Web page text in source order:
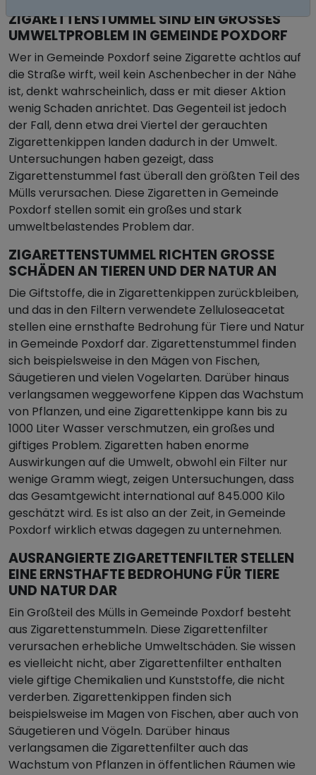
ZIGARETTENSTUMMEL SIND EIN GROSSES U
MWELTPROBLEM IN GEMEINDE POXDORF
Wer in Gemeinde Poxdorf seine Zigarette achtlos auf
die Straße wirft, weil kein Aschenbecher in der Nähe
ist, denkt wahrscheinlich, dass er mit dieser Aktion
wenig Schaden anrichtet. Das Gegenteil ist jedoch
der Fall, denn etwa drei Viertel der gerauchten
Zigarettenkippen landen dadurch in der Umwelt.
Untersuchungen haben gezeigt, dass
Zigarettenstummel fast überall den größten Teil des
Mülls verursachen. Diese Zigaretten in Gemeinde
Poxdorf stellen somit ein großes und stark
umweltbelastendes Problem dar.
ZIGARETTENSTUMMEL RICHTEN GROSSE S
CHÄDEN AN TIEREN UND DER NATUR AN
Die Giftstoffe, die in Zigarettenkippen zurückbleiben,
und das in den Filtern verwendete Zelluloseacetat
stellen eine ernsthafte Bedrohung für Tiere und Natur
in Gemeinde Poxdorf dar. Zigarettenstummel finden
sich beispielsweise in den Mägen von Fischen,
Säugetieren und vielen Vogelarten. Darüber hinaus
verlangsamen weggeworfene Kippen das Wachstum
von Pflanzen, und eine Zigarettenkippe kann bis zu
1000 Liter Wasser verschmutzen, ein großes und
giftiges Problem. Zigaretten haben enorme
Auswirkungen auf die Umwelt, obwohl ein Filter nur
wenige Gramm wiegt, zeigen Untersuchungen, dass
das Gesamtgewicht international auf 845.000 Kilo
geschätzt wird. Es ist also an der Zeit, in Gemeinde
Poxdorf wirklich etwas dagegen zu unternehmen.
AUSRANGIERTE ZIGARETTENFILTER STELLEN
EINE ERNSTHAFTE BEDROHUNG FÜR TIERE
UND NATUR DAR
Ein Großteil des Mülls in Gemeinde Poxdorf besteht
aus Zigarettenstummeln. Diese Zigarettenfilter
verursachen erhebliche Umweltschäden. Sie wissen
es vielleicht nicht, aber Zigarettenfilter enthalten
viele giftige Chemikalien und Kunststoffe, die nicht
verderben. Zigarettenkippen finden sich
beispielsweise im Magen von Fischen, aber auch von
Säugetieren und Vögeln. Darüber hinaus
verlangsamen die Zigarettenfilter auch das
Wachstum von Pflanzen in öffentlichen Räumen wie